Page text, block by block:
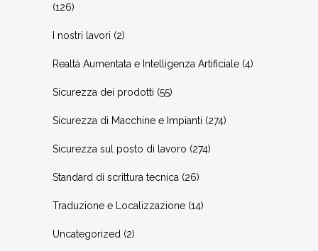
(126)
I nostri lavori (2)
Realtà Aumentata e Intelligenza Artificiale (4)
Sicurezza dei prodotti (55)
Sicurezza di Macchine e Impianti (274)
Sicurezza sul posto di lavoro (274)
Standard di scrittura tecnica (26)
Traduzione e Localizzazione (14)
Uncategorized (2)